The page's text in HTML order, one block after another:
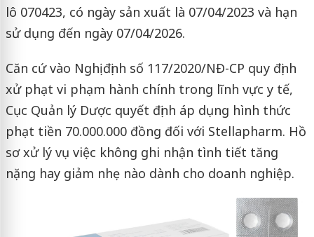
lô 070423, có ngày sản xuất là 07/04/2023 và hạn
sử dụng đến ngày 07/04/2026.
Căn cứ vào Nghị định số 117/2020/NĐ-CP quy định
xử phạt vi phạm hành chính trong lĩnh vực y tế,
Cục Quản lý Dược quyết định áp dụng hình thức
phạt tiền 70.000.000 đồng đối với Stellapharm. Hồ
sơ xử lý vụ việc không ghi nhận tình tiết tăng
nặng hay giảm nhẹ nào dành cho doanh nghiệp.